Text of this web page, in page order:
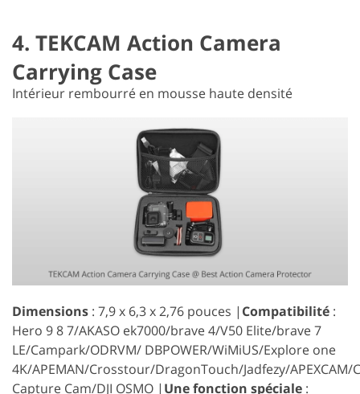
4. TEKCAM Action Camera
Carrying Case
Intérieur rembourré en mousse haute densité
Dimensions : 7,9 x 6,3 x 2,76 pouces | Compatibilité :
Hero 9 8 7/AKASO ek7000/brave 4/V50 Elite/brave 7
LE/Campark/ODRVM/ DBPOWER/WiMiUS/Explore one
4K/APEMAN/Crosstour/DragonTouch/Jadfezy/APEXCAM/
Capture Cam/DJI OSMO | Une fonction spéciale :